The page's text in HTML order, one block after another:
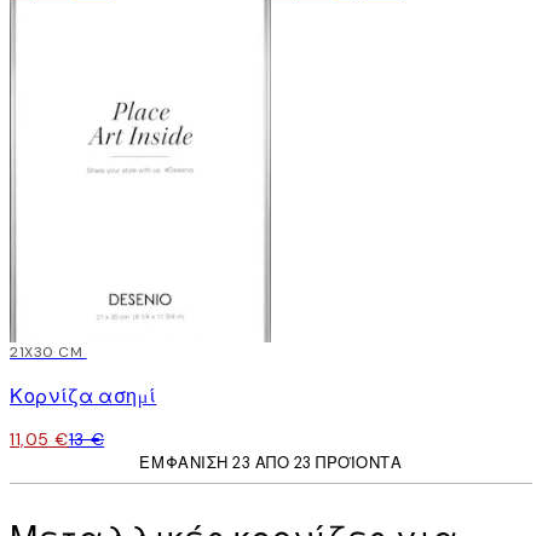
15%*
21X30 CM
Κορνίζα ασημί
11,05 €13 €
ΕΜΦΆΝΙΣΗ 23 ΑΠΌ 23 ΠΡΟΪΌΝΤΑ